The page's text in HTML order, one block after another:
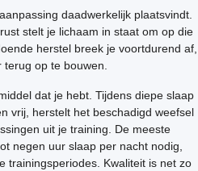
daadwerkelijk plaatsvindt.
stelt je lichaam in staat om op die
herstel breek je voortdurend af,
op te bouwen.
dat je hebt. Tijdens diepe slaap
vrij, herstelt het beschadigd weefsel
uit je training. De meeste
negen uur slaap per nacht nodig,
trainingsperiodes. Kwaliteit is net zo